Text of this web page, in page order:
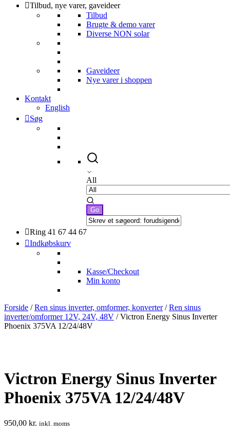
Tilbud, nye varer, gaveideer
Tilbud
Brugte & demo varer
Diverse NON solar
Gaveideer
Nye varer i shoppen
Kontakt
English
Søg
All
Ring 41 67 44 67
Indkøbskurv
Kasse/Checkout
Min konto
Forside /Ren sinus inverter, omformer, konverter/Ren sinus
inverter/omformer 12V, 24V, 48V / Victron Energy Sinus Inverter
Phoenix 375VA 12/24/48V
Victron Energy Sinus Inverter
Phoenix 375VA 12/24/48V
950,00 kr. inkl. moms